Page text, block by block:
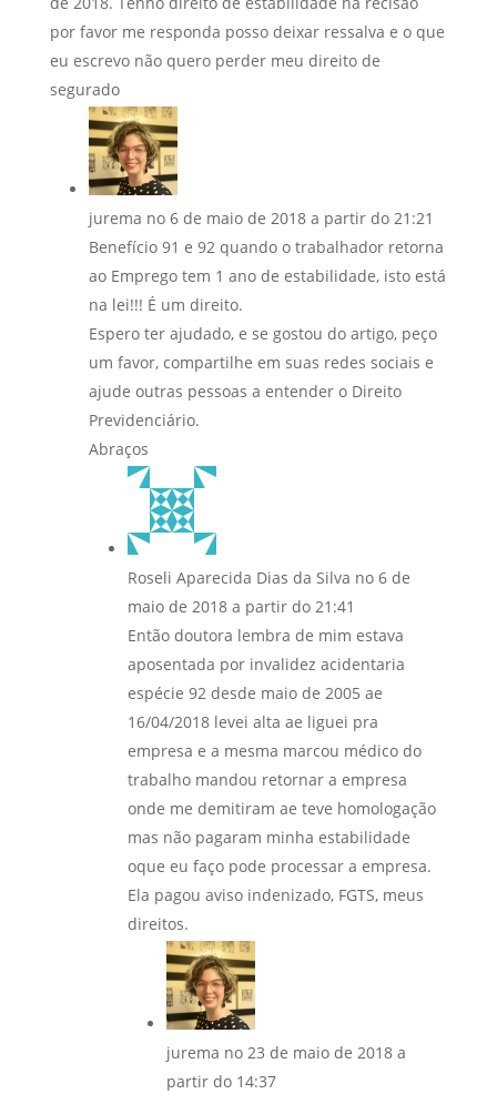
por favor me responda posso deixar ressalva e o que
eu escrevo não quero perder meu direito de
segurado
jurema no 6 de maio de 2018 a partir do 21:21
Benefício 91 e 92 quando o trabalhador retorna
ao Emprego tem 1 ano de estabilidade, isto está
na lei!!! É um direito.
Espero ter ajudado, e se gostou do artigo, peço
um favor, compartilhe em suas redes sociais e
ajude outras pessoas a entender o Direito
Previdenciário.
Abraços
Roseli Aparecida Dias da Silva no 6 de
maio de 2018 a partir do 21:41
Então doutora lembra de mim estava
aposentada por invalidez acidentaria
espécie 92 desde maio de 2005 ae
16/04/2018 levei alta ae liguei pra
empresa e a mesma marcou médico do
trabalho mandou retornar a empresa
onde me demitiram ae teve homologação
mas não pagaram minha estabilidade
oque eu faço pode processar a empresa.
Ela pagou aviso indenizado, FGTS, meus
direitos.
jurema no 23 de maio de 2018 a
partir do 14:37